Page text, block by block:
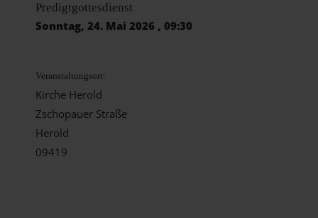
Predigtgottesdienst
Sonntag, 24. Mai 2026 , 09:30
Veranstaltungsort:
Kirche Herold
Zschopauer Straße
Herold
09419